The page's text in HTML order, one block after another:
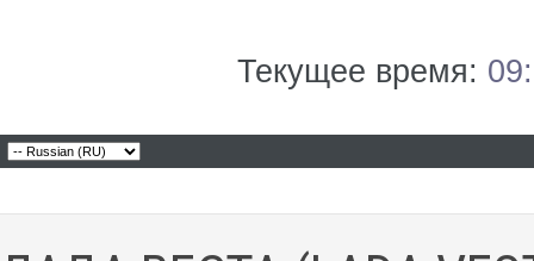
Текущее время: